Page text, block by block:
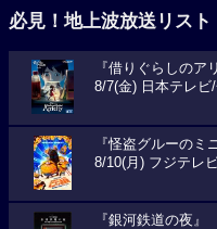
必見！地上波放送リスト
『借りぐらしのア
8/7(金) 日本テレビ
『怪盗グルーのミ
8/10(月) フジテレ
『銀河鉄道の夜』